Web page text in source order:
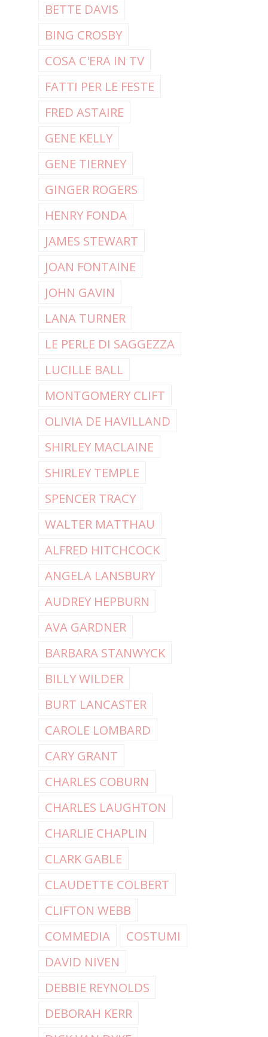
BETTE DAVIS
BING CROSBY
COSA C'ERA IN TV
FATTI PER LE FESTE
FRED ASTAIRE
GENE KELLY
GENE TIERNEY
GINGER ROGERS
HENRY FONDA
JAMES STEWART
JOAN FONTAINE
JOHN GAVIN
LANA TURNER
LE PERLE DI SAGGEZZA
LUCILLE BALL
MONTGOMERY CLIFT
OLIVIA DE HAVILLAND
SHIRLEY MACLAINE
SHIRLEY TEMPLE
SPENCER TRACY
WALTER MATTHAU
ALFRED HITCHCOCK
ANGELA LANSBURY
AUDREY HEPBURN
AVA GARDNER
BARBARA STANWYCK
BILLY WILDER
BURT LANCASTER
CAROLE LOMBARD
CARY GRANT
CHARLES COBURN
CHARLES LAUGHTON
CHARLIE CHAPLIN
CLARK GABLE
CLAUDETTE COLBERT
CLIFTON WEBB
COMMEDIA
COSTUMI
DAVID NIVEN
DEBBIE REYNOLDS
DEBORAH KERR